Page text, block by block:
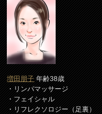
増田朋子年齢38歳
・リンパマッサージ
・フェイシャル
・リフレクソロジー（足裏）